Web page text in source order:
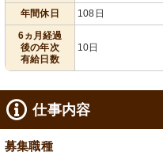
年間休日
108日
6ヵ月経過
後の年次
有給日数
10日
仕事内容
募集職種